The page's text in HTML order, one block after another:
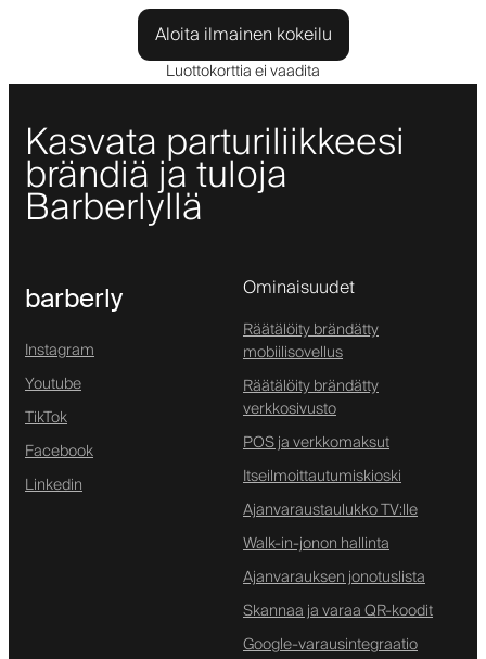
Aloita ilmainen kokeilu
Luottokorttia ei vaadita
Kasvata parturiliikkeesi
brändiä ja tuloja
Barberlyllä
barberly
Instagram
Youtube
TikTok
Facebook
Linkedin
Ominaisuudet
Räätälöity brändätty
mobiilisovellus
Räätälöity brändätty
verkkosivusto
POS ja verkkomaksut
Itseilmoittautumiskioski
Ajanvaraustaulukko TV:lle
Walk-in-jonon hallinta
Ajanvarauksen jonotuslista
Skannaa ja varaa QR-koodit
Google-varausintegraatio